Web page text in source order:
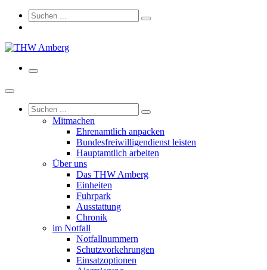
Mitmachen
Ehrenamtlich anpacken
Bundesfreiwilligendienst leisten
Hauptamtlich arbeiten
Über uns
Das THW Amberg
Einheiten
Fuhrpark
Ausstattung
Chronik
im Notfall
Notfallnummern
Schutzvorkehrungen
Einsatzoptionen